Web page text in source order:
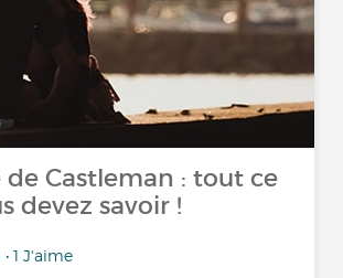
de Castleman : tout ce
devez savoir !
1 J'aime